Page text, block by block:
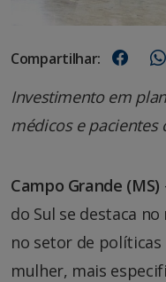
Compartilhar:
Investimento em
médicos e pacientes
Campo Grande (MS)
do Sul se destaca
no setor de políticas
mulher, mais